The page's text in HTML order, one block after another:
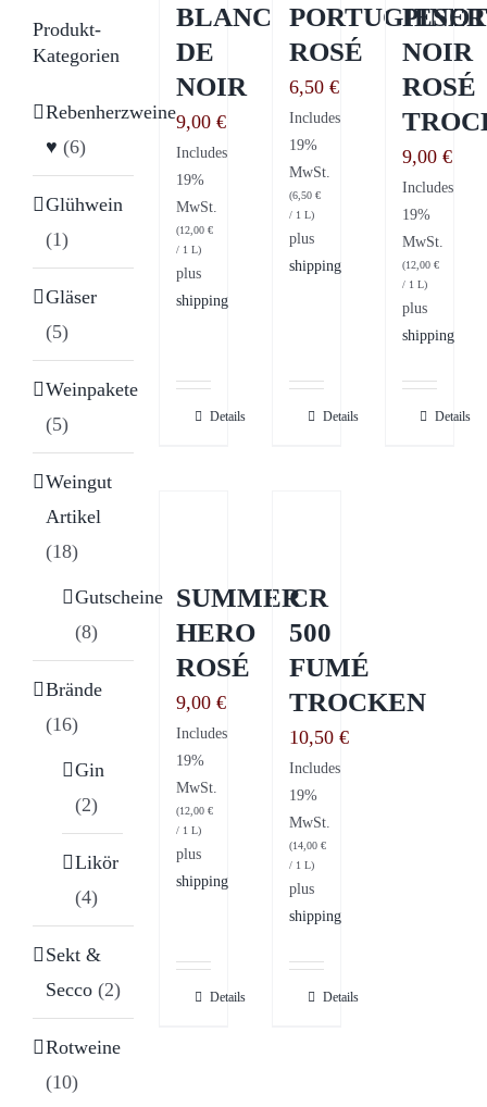
BLANC
DE
NOIR
9,00€
Includes
19%
MwSt.
(12,00€
/ 1 L)
plus
shipping
Details
PORTUGIESER
ROSÉ
6,50€
Includes
19%
MwSt.
(6,50€
/ 1 L)
plus
shipping
Details
NOIR
ROSÉ
9,00€
Includes
19%
MwSt.
(12,00€
/ 1 L)
plus
shipping
Details
SUMMER
HERO
ROSÉ
9,00€
Includes
19%
MwSt.
(12,00€
/ 1 L)
plus
shipping
Details
CR
500
FUMÉ
TROCKEN
10,50€
Includes
19%
MwSt.
(14,00€
/ 1 L)
plus
shipping
Details
Produkt-
Kategorien
Rebenherzweine
♥ (6)
Glühwein
(1)
Gläser
(5)
Weinpakete
(5)
Weingut
Artikel
(18)
Gutscheine
(8)
Brände
(16)
Gin
(2)
Likör
(4)
Sekt &
Secco (2)
Rotweine
(10)